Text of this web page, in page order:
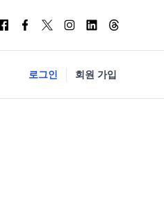
로그인 회원 가입